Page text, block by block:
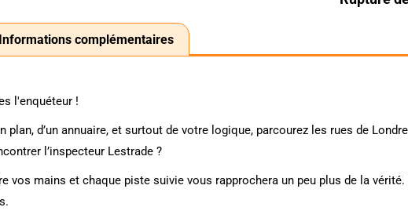
Informations complémentaires
l'enquéteur !
plan, d’un annuaire, et surtout de votre logique, parcourez les rues de
l’inspecteur Lestrade ?
vos mains et chaque piste suivie vous rapprochera un peu plus de la